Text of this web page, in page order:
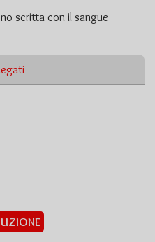
scritta con il sangue